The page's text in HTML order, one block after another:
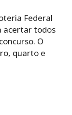
Federal
acertar todos
O
quarto e